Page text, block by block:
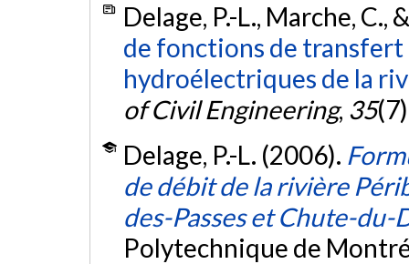
Delage, P.-L., Marche, C.,
de fonctions de transfert
hydroélectriques de la
of Civil Engineering, 35
Delage, P.-L. (2006).
de débit de la rivière
des-Passes et Chute-du-
Polytechnique de